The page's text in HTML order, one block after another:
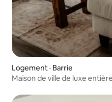
Logement · Barrie
Maison de ville de luxe